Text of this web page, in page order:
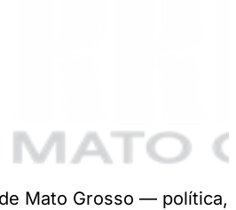
Mato Grosso — política,